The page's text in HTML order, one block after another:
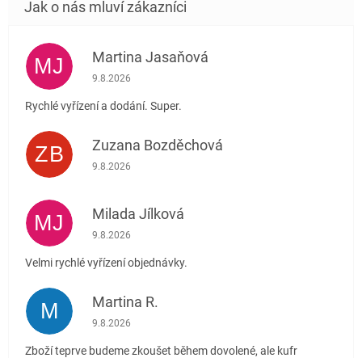
MJ Martina Jasaňová
Hodnocení obchodu je 5 z 5 hvězdiček.
9.8.2026
Rychlé vyřízení a dodání. Super.
ZB Zuzana Bozděchová
Hodnocení obchodu je 5 z 5 hvězdiček.
9.8.2026
MJ Milada Jílková
Hodnocení obchodu je 5 z 5 hvězdiček.
9.8.2026
Velmi rychlé vyřízení objednávky.
M Martina R.
Hodnocení obchodu je 5 z 5 hvězdiček.
9.8.2026
Zboží teprve budeme zkoušet během dovolené, ale kufr